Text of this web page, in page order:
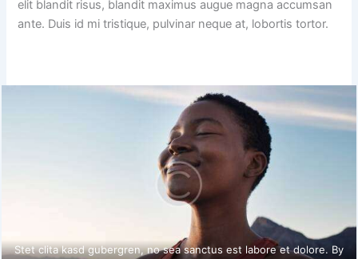
elit blandit risus, blandit maximus augue magna accumsan
ante. Duis id mi tristique, pulvinar neque at, lobortis tortor.
Stet clita kasd gubergren, no sea sanctus est labore et dolore. By